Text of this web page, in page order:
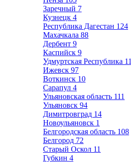
Заречный 7
Кузнецк 4
Республика Дагестан 124
Махачкала 88
Дербент 9
Каспийск 9
Удмуртская Республика
Ижевск 97
Воткинск 10
Сарапул 4
Ульяновская область 111
Ульяновск 94
Димитровград 14
Новоульяновск 1
Белгородская область 108
Белгород 72
Старый Оскол 11
Губкин 4